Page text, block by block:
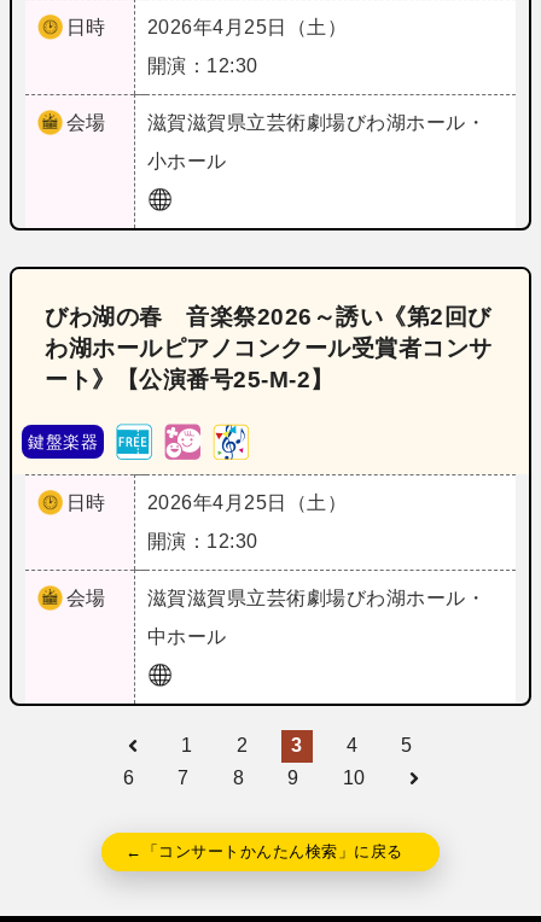
日時
2026年4月25日（土）
開演：12:30
会場 滋賀滋賀県立芸術劇場びわ湖ホール・
小ホール
びわ湖の春 音楽祭2026～誘い《第2回び
わ湖ホールピアノコンクール受賞者コンサ
ート》【公演番号25‐M‐2】
鍵盤楽器
日時
2026年4月25日（土）
開演：12:30
会場 滋賀滋賀県立芸術劇場びわ湖ホール・
中ホール
1 2 3 4
5
6
7 8 9 10
←「コンサートかんたん検索」に戻る